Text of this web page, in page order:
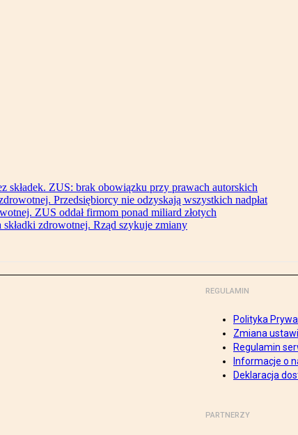
składek. ZUS: brak obowiązku przy prawach autorskich
Przedsiębiorcy nie odzyskają wszystkich nadpłat
ZUS oddał firmom ponad miliard złotych
zdrowotnej. Rząd szykuje zmiany
REGULAMIN
Polityka
Zmiana
Regulamin
Informacje o
Deklaracja
PARTNERZY